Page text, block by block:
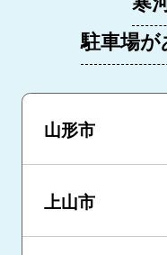
駐車場
山形市
上山市